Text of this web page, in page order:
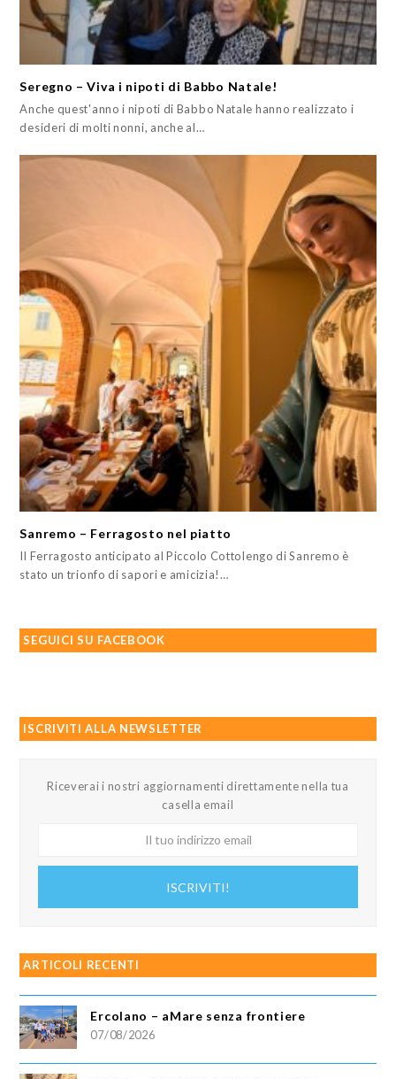
Seregno – Viva i nipoti di Babbo Natale!
Anche quest'anno i nipoti di Babbo Natale hanno realizzato i
desideri di molti nonni, anche al…
Sanremo – Ferragosto nel piatto
Il Ferragosto anticipato al Piccolo Cottolengo di Sanremo è
stato un trionfo di sapori e amicizia!…
SEGUICI SU FACEBOOK
ISCRIVITI ALLA NEWSLETTER
Riceverai i nostri aggiornamenti direttamente nella tua
casella email
ISCRIVITI!
ARTICOLI RECENTI
Ercolano – aMare senza frontiere
07/08/2026